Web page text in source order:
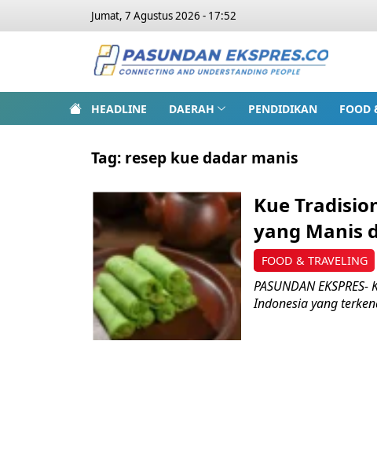
Jumat, 7 Agustus 2026 - 17:52
HEADLINE DAERAH PENDIDIKAN FOOD
Tag: resep kue dadar manis
FOOD & TRAVELING
Kue
yang Manis
PASUNDAN
Indonesia yang